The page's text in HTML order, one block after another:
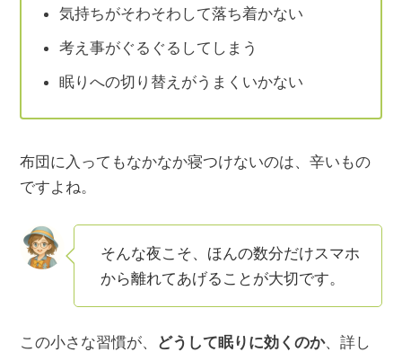
気持ちがそわそわして落ち着かない
考え事がぐるぐるしてしまう
眠りへの切り替えがうまくいかない
布団に入ってもなかなか寝つけないのは、辛いもの
ですよね。
そんな夜こそ、ほんの数分だけスマホ
から離れてあげることが大切です。
この小さな習慣が、 どうして眠りに効くのか、詳し